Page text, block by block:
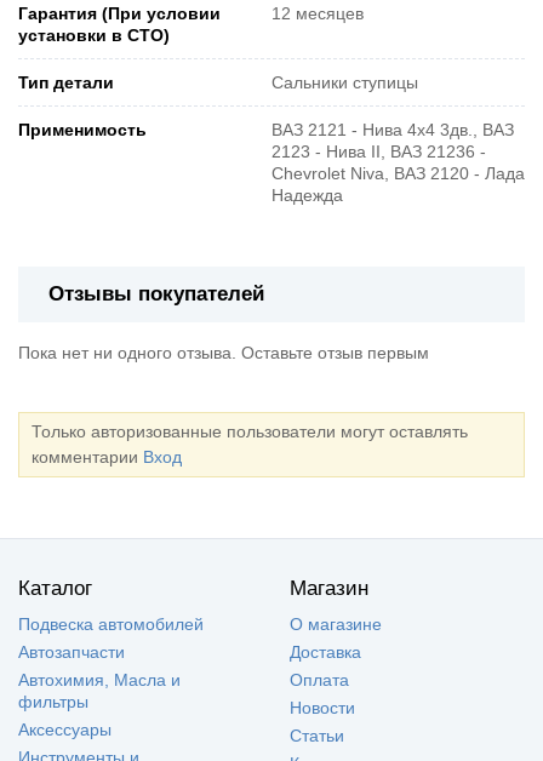
Гарантия (При условии
установки в СТО)
12 месяцев
Тип детали Сальники ступицы
Применимость
ВАЗ 2121 - Нива 4х4 3дв., ВАЗ
2123 - Нива II, ВАЗ 21236 -
Chevrolet Niva, ВАЗ 2120 - Лада
Надежда
Отзывы покупателей
Пока нет ни одного отзыва. Оставьте отзыв первым
Только авторизованные пользователи могут оставлять
комментарии Вход
Каталог
Подвеска автомобилей
Автозапчасти
Автохимия, Масла и
фильтры
Аксессуары
Магазин
О магазине
Доставка
Оплата
Новости
Статьи